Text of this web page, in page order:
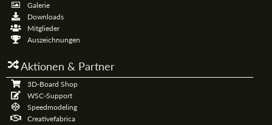
Galerie
Downloads
Mitglieder
Auszeichnungen
Aktionen & Partner
3D-Board Shop
WSC-Support
Speedmodeling
Creativefabrica